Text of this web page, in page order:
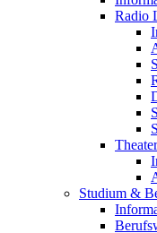
Radio
Theater
Studium &